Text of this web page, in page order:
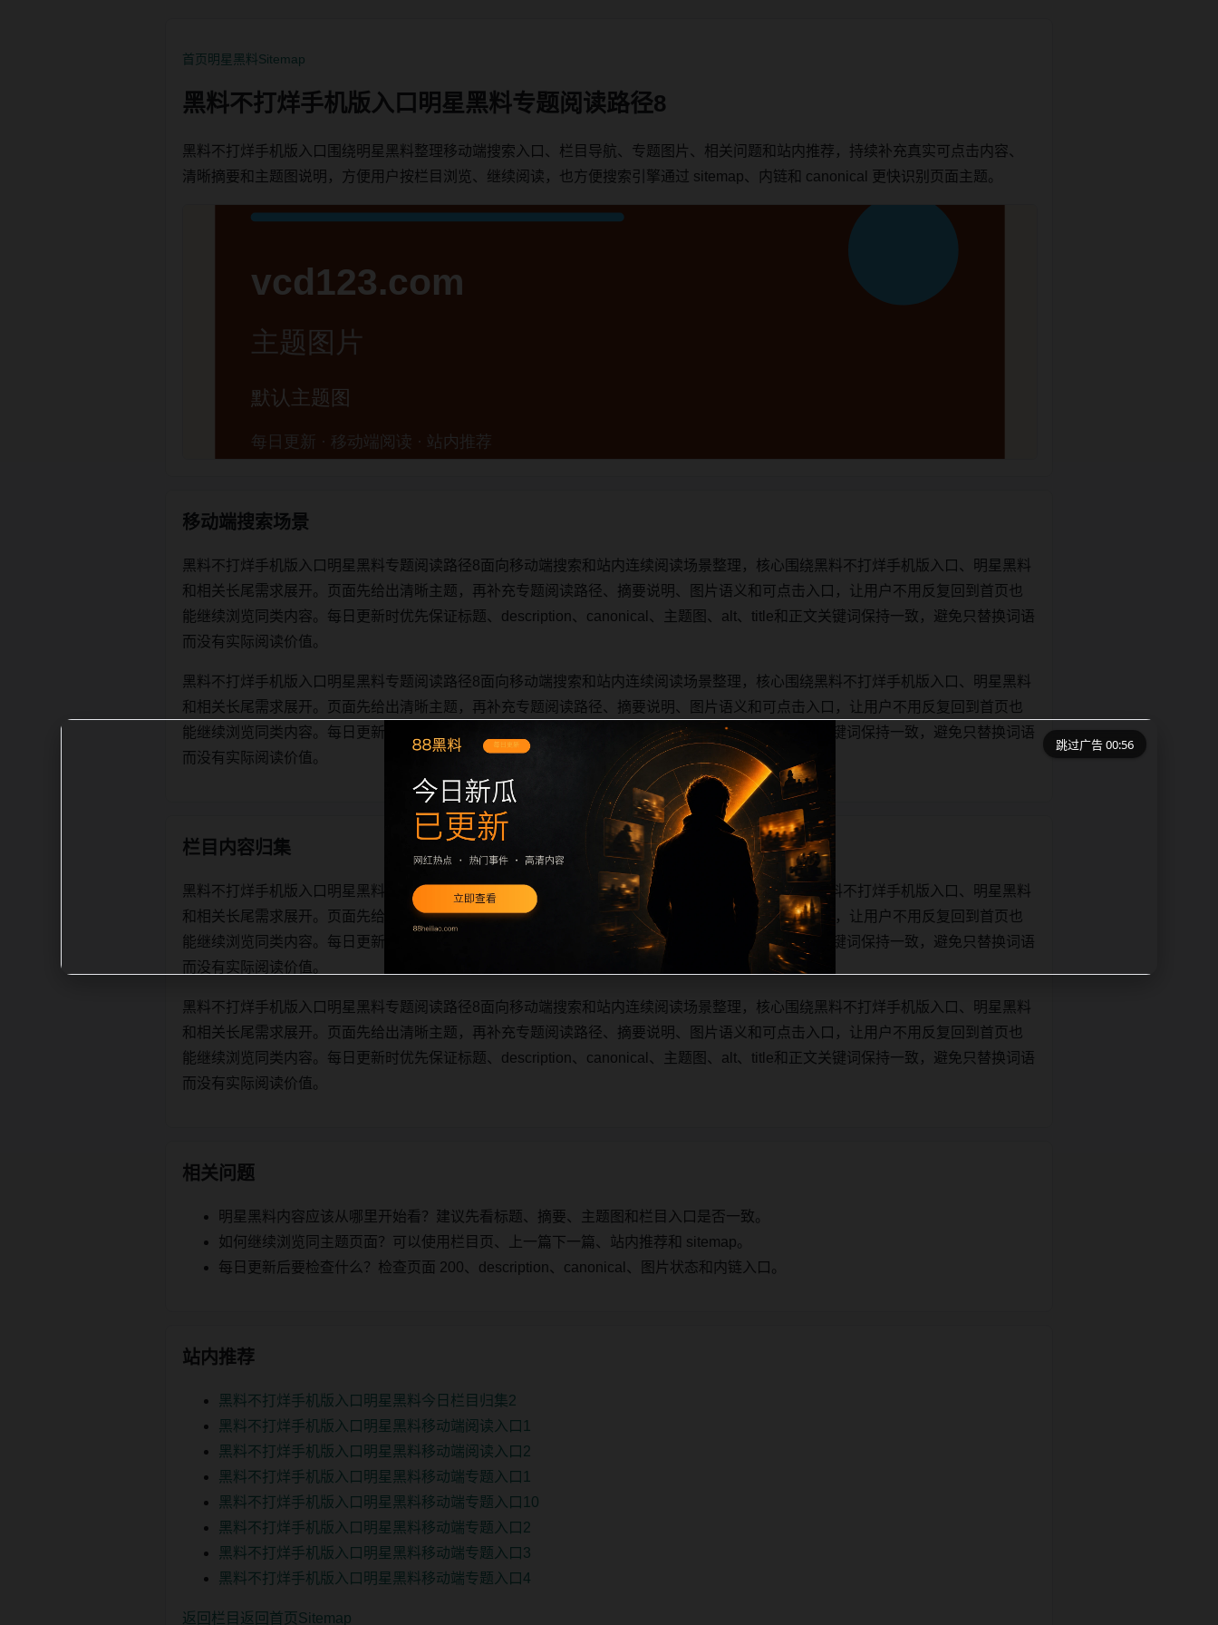
首页明星黑料Sitemap
黑料不打烊手机版入口明星黑料专题阅读路径8
黑料不打烊手机版入口围绕明星黑料整理移动端搜索入口、栏目导航、专题图片、相关问题和站内推荐，持续补充真实可点击内容、
清晰摘要和主题图说明，方便用户按栏目浏览、继续阅读，也方便搜索引擎通过 sitemap、内链和 canonical 更快识别页面主题。
移动端搜索场景
黑料不打烊手机版入口明星黑料专题阅读路径8面向移动端搜索和站内连续阅读场景整理，核心围绕黑料不打烊手机版入口、明星黑料
和相关长尾需求展开。页面先给出清晰主题，再补充专题阅读路径、摘要说明、图片语义和可点击入口，让用户不用反复回到首页也
能继续浏览同类内容。每日更新时优先保证标题、description、canonical、主题图、alt、title和正文关键词保持一致，避免只替换词语
而没有实际阅读价值。
黑料不打烊手机版入口明星黑料专题阅读路径8面向移动端搜索和站内连续阅读场景整理，核心围绕黑料不打烊手机版入口、明星黑料
和相关长尾需求展开。页面先给出清晰主题，再补充专题阅读路径、摘要说明、图片语义和可点击入口，让用户不用反复回到首页也
能继续浏览同类内容。每日更新时优先保证标题、description、canonical、主题图、alt、title和正文关键词保持一致，避免只替换词语
而没有实际阅读价值。
栏目内容归集
黑料不打烊手机版入口明星黑料专题阅读路径8面向移动端搜索和站内连续阅读场景整理，核心围绕黑料不打烊手机版入口、明星黑料
和相关长尾需求展开。页面先给出清晰主题，再补充专题阅读路径、摘要说明、图片语义和可点击入口，让用户不用反复回到首页也
能继续浏览同类内容。每日更新时优先保证标题、description、canonical、主题图、alt、title和正文关键词保持一致，避免只替换词语
而没有实际阅读价值。
黑料不打烊手机版入口明星黑料专题阅读路径8面向移动端搜索和站内连续阅读场景整理，核心围绕黑料不打烊手机版入口、明星黑料
和相关长尾需求展开。页面先给出清晰主题，再补充专题阅读路径、摘要说明、图片语义和可点击入口，让用户不用反复回到首页也
能继续浏览同类内容。每日更新时优先保证标题、description、canonical、主题图、alt、title和正文关键词保持一致，避免只替换词语
而没有实际阅读价值。
相关问题
明星黑料内容应该从哪里开始看？建议先看标题、摘要、主题图和栏目入口是否一致。
如何继续浏览同主题页面？可以使用栏目页、上一篇下一篇、站内推荐和 sitemap。
每日更新后要检查什么？检查页面 200、description、canonical、图片状态和内链入口。
站内推荐
黑料不打烊手机版入口明星黑料今日栏目归集2
黑料不打烊手机版入口明星黑料移动端阅读入口1
黑料不打烊手机版入口明星黑料移动端阅读入口2
黑料不打烊手机版入口明星黑料移动端专题入口1
黑料不打烊手机版入口明星黑料移动端专题入口10
黑料不打烊手机版入口明星黑料移动端专题入口2
黑料不打烊手机版入口明星黑料移动端专题入口3
黑料不打烊手机版入口明星黑料移动端专题入口4
返回栏目 返回首页 Sitemap
跳过广告 00:55